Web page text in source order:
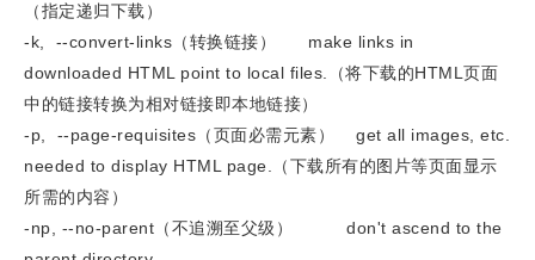
（指定递归下载）
-k, --convert-links（转换链接） make links in
downloaded HTML point to local files.（将下载的HTML页面
中的链接转换为相对链接即本地链接）
-p, --page-requisites（页面必需元素） get all images, etc.
needed to display HTML page.（下载所有的图片等页面显示
所需的内容）
-np, --no-parent（不追溯至父级） don't ascend to the